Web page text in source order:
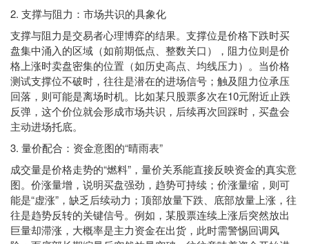
2. 支撑与阻力：市场共识的具象化
支撑与阻力是交易者心理博弈的结果。支撑位是价格下跌时买
盘集中涌入的区域（如前期低点、整数关口），阻力位则是价
格上涨时卖盘密集的位置（如历史高点、均线压力）。当价格
测试支撑位不破时，往往是潜在的进场信号；触及阻力位承压
回落，则可能是离场时机。比如某只股票多次在10元附近止跌
反弹，这个价位就会形成市场共识，后续再次回踩时，买盘会
主动进场托底。
3. 量价配合：资金意图的“晴雨表”
成交量是价格走势的“燃料”，量价关系能直接反映资金的真实意
图。价涨量增，说明买盘强劲，趋势可持续；价涨量缩，则可
能是“虚涨”，缺乏后续动力；顶部放量下跌、底部放量上涨，往
往是趋势反转的关键信号。例如，某股票连续上涨后突然放出
巨量却滞涨，大概率是主力资金在出货，此时需警惕回调风